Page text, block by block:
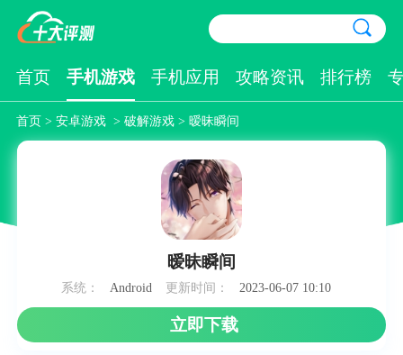
首页 手机游戏 手机应用 攻略资讯 排行榜
首页> 安卓游戏 > 破解游戏> 暧昧瞬间
暧昧瞬间
系统： Android 更新时间： 2023-06-07 10:10
立即下载